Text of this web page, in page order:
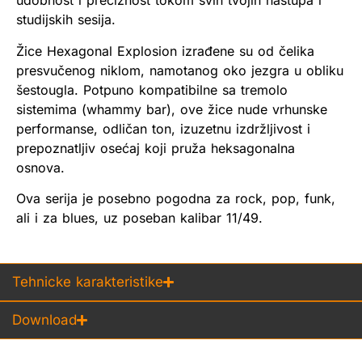
studijskih sesija.
Žice Hexagonal Explosion izrađene su od čelika
presvučenog niklom, namotanog oko jezgra u obliku
šestougla. Potpuno kompatibilne sa tremolo
sistemima (whammy bar), ove žice nude vrhunske
performanse, odličan ton, izuzetnu izdržljivost i
prepoznatljiv osećaj koji pruža heksagonalna
osnova.
Ova serija je posebno pogodna za rock, pop, funk,
ali i za blues, uz poseban kalibar 11/49.
Tehnicke karakteristike
Download